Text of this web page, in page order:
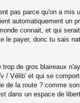
pas parce qu'on a mis
automatiquement un
connait, et qui
le payer, donc tu sais
trop de gros blaireaux
/ Vélib' et qui se
de la route ? comme
dans un espace de